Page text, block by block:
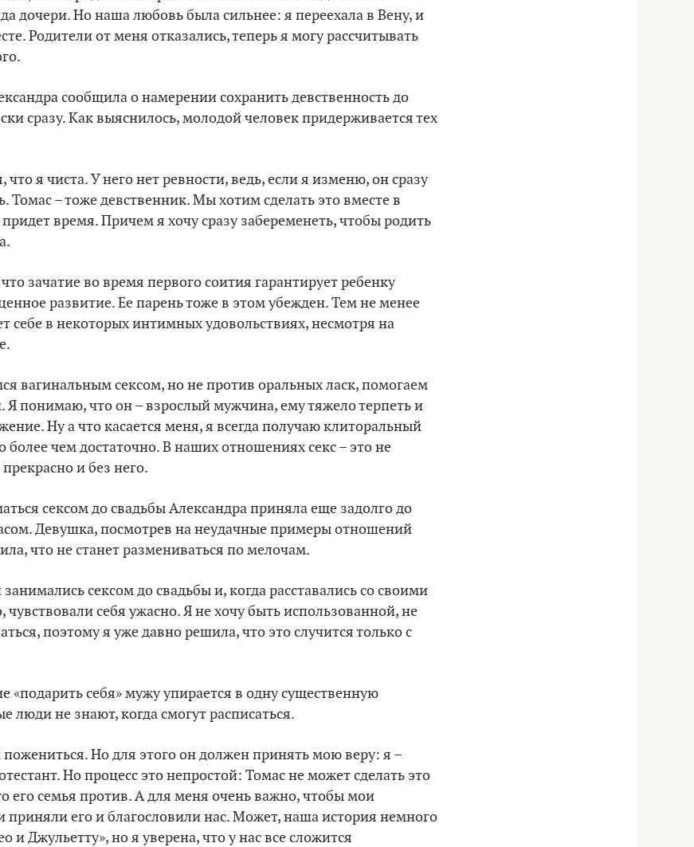
дочери. Но наша любовь была сильнее: я переехала в Вену, и
Родители от меня отказались, теперь я могу рассчитывать
сообщила о намерении сохранить девственность до
сразу. Как выяснилось, молодой человек придерживается тех
что я чиста. У него нет ревности, ведь, если я изменю, он сразу
Томас – тоже девственник. Мы хотим сделать это вместе в
время. Причем я хочу сразу забеременеть, чтобы родить
зачатие во время первого соития гарантирует ребенку
развитие. Ее парень тоже в этом убежден. Тем не менее
себе в некоторых интимных удовольствиях, несмотря на
вагинальным сексом, но не против оральных ласк, помогаем
Я понимаю, что он – взрослый мужчина, ему тяжело терпеть и
Ну а что касается меня, я всегда получаю клиторальный
более чем достаточно. В наших отношениях секс – это не
и без него.
сексом до свадьбы Александра приняла еще задолго до
Девушка, посмотрев на неудачные примеры отношений
что не станет размениваться по мелочам.
сексом до свадьбы и, когда расставались со своими
себя ужасно. Я не хочу быть использованной, не
поэтому я уже давно решила, что это случится только с
«подарить себя» мужу упирается в одну существенную
люди не знают, когда смогут расписаться.
Но для этого он должен принять мою веру: я –
Но процесс это непростой: Томас не может сделать это
его семья против. А для меня очень важно, чтобы мои
приняли его и благословили нас. Может, наша история немного
и Джульетту», но я уверена, что у нас все сложится